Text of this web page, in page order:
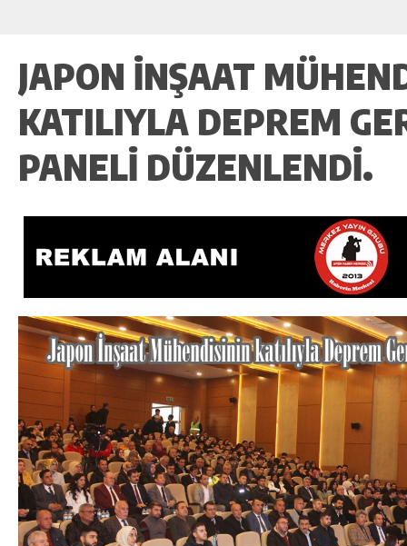
JAPON İNŞAAT
KATILIYLA DEPREM
PANELI DÜZENLENDI.